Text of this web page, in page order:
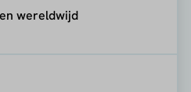
wereldwijd